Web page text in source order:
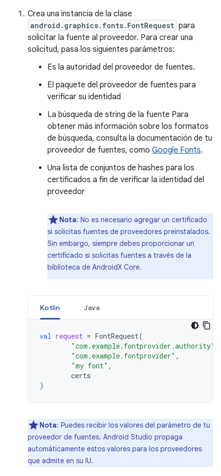
Crea una instancia de la clase
android.graphics.fonts.FontRequest para
solicitar la fuente al proveedor. Para crear una
solicitud, pasa los siguientes parámetros:
Es la autoridad del proveedor de fuentes.
El paquete del proveedor de fuentes para
verificar su identidad
La búsqueda de string de la fuente Para
obtener más información sobre los formatos
de búsqueda, consulta la documentación de tu
proveedor de fuentes, como Google Fonts.
Una lista de conjuntos de hashes para los
certificados a fin de verificar la identidad del
proveedor
Nota: No es necesario agregar un certificado
si solicitas fuentes de proveedores preinstalados.
Sin embargo, siempre debes proporcionar un
certificado si solicitas fuentes a través de la
biblioteca de AndroidX Core.
Kotlin Java
val request = FontRequest(
"com.example.fontprovider.authority"
"com.example.fontprovider" ,
"my font" ,
certs
)
Nota: Puedes recibir los valores del parámetro de tu
proveedor de fuentes. Android Studio propaga
automáticamente estos valores para los proveedores
que admite en su IU.